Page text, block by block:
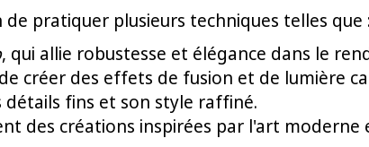
de pratiquer plusieurs techniques telles que :
, qui allie robustesse et élégance dans le
créer des effets de fusion et de lumière
détails fins et son style raffiné.
des créations inspirées par l'art moderne